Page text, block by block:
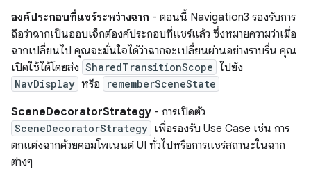
องค์ประกอบที่แชร์ระหว่างฉาก - ตอนนี้ Navigation3 รองรับการ
ถือว่าฉากเป็นออบเจ็กต์องค์ประกอบที่แชร์แล้ว ซึ่งหมายความว่าเมื่อ
ฉากเปลี่ยนไป คุณจะมั่นใจได้ว่าฉากจะเปลี่ยนผ่านอย่างราบรื่น คุณ
เปิดใช้ได้โดยส่ง SharedTransitionScope ไปยัง
NavDisplay หรือ rememberSceneState
SceneDecoratorStrategy - การเปิดตัว
SceneDecoratorStrategy เพื่อรองรับ Use Case เช่น การ
ตกแต่งฉากด้วยคอมโพเนนต์ UI ทั่วไปหรือการแชร์สถานะในฉาก
ต่างๆ